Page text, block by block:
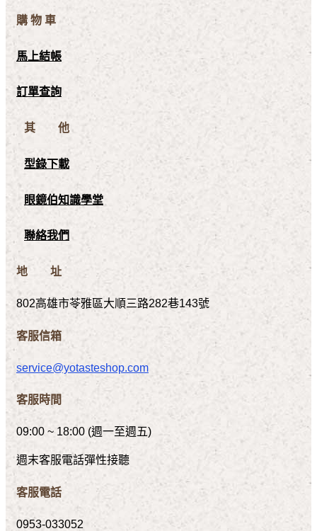
購 物 車
馬上結帳
訂單查詢
其 他
型錄下載
眼鏡伯知識學堂
聯絡我們
地 址
802高雄市苓雅區大順三路282巷143號
客服信箱
service@yotasteshop.com
客服時間
09:00 ~ 18:00 (週一至週五)
週末客服電話彈性接聽
客服電話
0953-033052